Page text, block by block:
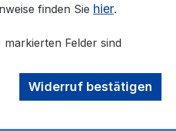
finden Sie hier.
Felder sind
Widerruf bestätigen